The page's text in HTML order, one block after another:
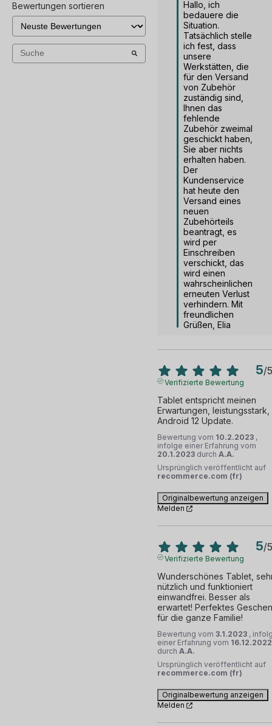
Bewertungen sortieren
Hallo, ich
bedauere die
Situation.
Tatsächlich stelle
ich fest, dass
unsere
Werkstätten, die
für den Versand
von Zubehör
zuständig sind,
Ihnen das
fehlende
Zubehör zweimal
geschickt haben,
Sie aber nichts
erhalten haben.
Der
Kundenservice
hat heute den
Versand eines
neuen
Zubehörteils
beantragt, es
wird per
Einschreiben
verschickt, das
wird einen
wahrscheinlichen
erneuten Verlust
verhindern. Mit
freundlichen
Grüßen, Elia
5/5
Verifizierte Bewertung
Tablet entspricht meinen
Erwartungen, leistungsstark,
Android 12 Update.
Bewertung vom 10.2.2023 ,
infolge einer Erfahrung vom
20.1.2023 durch A.A.
Ursprünglich veröffentlicht auf
recommerce.com (fr)
Originalbewertung anzeigen
Melden
5/5
Verifizierte Bewertung
Wunderschönes Tablet,
nützlich und funktioniert
einwandfrei. Besser als
erwartet! Perfektes
für die ganze Familie!
Bewertung vom 3.1.2023 ,
einer Erfahrung vom 16.12.2022
durch A.A.
Ursprünglich veröffentlicht auf
recommerce.com (fr)
Originalbewertung anzeigen
Melden